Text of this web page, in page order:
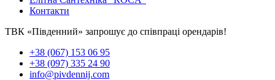
Контакти
ТВК «Південний» запрошує до співпраці орендарів!
+38 (067) 153 06 95
+38 (097) 335 24 90
info@pivdennij.com